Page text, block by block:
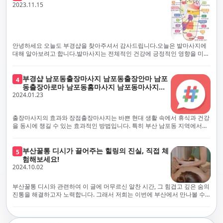
선택하는 것이 중요합니다.부산에서 러시아 홈케어를 전문으로 하는 부경샵
은, 항상 후불제로 운영하면서 청결과 안전을 가장 중요하게 여깁니다. 부산
에서 진정으로 즐거운 부산 러시아 홈케어 경험을 해보시길 바랍니다. 그렇
죠, 부경샵은 선입금을 요구하지 않아요. 부산 러시아 홈케어를 선택하기 전
에, 주의해야 할 사항들을 반드시 확인해 보세요. 선입금 관련 사기에는 항상
조심해야 합니다. 070으로 시작하는 인터넷 전화나 텔레그램 같은 메시지
앱에만 의존하는 업체는 특히 더 조심해 주세요. 이런 경우, 선입금을 하지
부경샵은 부산 출장 후불제 서비스를 모범적으로 운영하고 있으며, 명성을
악용하는 사기 업체로부터 발생할 수 있는 모든 부정행위와 간접적인 피해
를 방지하기 위해 노력하고 있어요. 만약 부경샵 을 사칭하며 선불 결제를 요
구하는 마사지 서비스를 발견하신다면, 그런 곳은 피하시고 저희에게 알려
주세요.부경샵에서는 모든 서비스가 관리사가 도착한 후에 결제하는 걸 기
본으로 해요. 부경샵은 부산에서 부산 러시아 홈케어를 전문으로 하며,
100% 후불제를 거래의 기본으로 삼고 있어요. 왜 부경샵이 특별한지 궁금하
시죠? 여기서만 느낄 수 있는 특별한 경험을 소개합니다! 부경샵과 함께라면
험을 제공해요. 준비하신 모든 것에 놀랄 준비를 하세요. 부경샵은 오랜 시간
동안 지역에서 최고의 출장업체가 되겠다는 하나의 신념으로 노력해 왔어
요.부경샵의 전통적인 서비스로, 단 한 순간도 낭비하지 않고 쌓인 피로를 풀
어드릴 거예요. 비가 오든 눈이 오든, 어디에 계시든 부경샵이 찾아가 도와드
릴게요. 부경샵의 서비스는 부산의 모든 곳, 집이든 모텔이든 호텔이든 오피
스텔이든 아파트든, 여러분을 위해 준비되어 있어요.부경샵 지역에서 가장
멀리까지 다니며, 편리함을 최우선으로 생각해요. 빠르고 효율적인 운영 시
게 조절되어, 진정한 에너지 회복을 경험하실 수 있어요.부경샵은 부산에서
전문적으로 훈련된 관리사를 다수 보유하고 있음을 자랑스럽게 여깁니다.
현대 사회의 불확실성 속에서, 부경샵은 안전을 최우선으로 여기며, 이를 위
해 100% 후불제 시행은 물론, 코로나19 상황에서도 관리사들의 건강 진단
업체에 대해서는 경계하는 것이 중요합니다. 부경샵의 접근 방식과 정책은
인천에서의 안전하고 신뢰할 수 있는 고품질 마사지 경험을 집앞에서 제공
하기 위해 고안되었습니다. 부경샵은 부산 일본인 홈케어 서비스를 전문으
로 하며, 항상 고객님의 편의와 안전을 최우선으로 고려하여 후불제 시스템
거운 마사지 경험을 보장합니다. 부경샵의 서비스는 선입금 없이 이용 가능
한 부산 일본인 홈케어로, 선입금 요구 없이 서비스를 제공함으로써 고객님
의 신뢰를 최우선으로 합니다. 이용 전 주의사항을 꼼꼼히 확인하시고, 선입
금 사기로부터 자신을 보호하는 것이 중요합니다. 부산 일본인 홈케어 서비
스를 찾으실 때는 070으로 시작하는 인터넷 전화번호나 텔레그램과 같은 메
시징 플랫폼만을 이용하는 업체에 주의해야 합니다. 이러한 서비스는 선지
급 없이 이용할 수 있어야 하며, 부경샵은 이러한 걱정 없이 안전하고 신뢰할
수 있는 서비스를 제공합니다. 부경샵은 부산 일본인 홈케어 후불제의 모범
적인 피해가 발생하지 않도록 지속적으로 노력하고 있습니다. 부경샵을 사
칭하여 선불 결제를 요구하는 마사지 서비스에 대해서는 각별한 주의가 필
요합니다. '부경샵'은 관리사의 도착 이후에 결제가 이루어지는 후불제를
기본 원칙으로 하는 부산 일본인 홈케어 전문 업체입니다. 이 운영 방식은 고
객님의 신뢰를 최우선으로 여기며, 모든 코스에서 100% 후불제를 시행하고
있습니다. 왜 부경샵이 부산에서 특별한지, 그 이유를 알려드리겠습니다.
여기서는 단순한 부산 일본인 홈케어 서비스를 넘어서, 비교 불가한 경험을
러분을 기다리고 있으니, 준비되셨나요? 부경샵은 오랜 시간 동안 지역 최
2023.11.15
안녕하세요 오늘도 부경샵을 찾아주셔서 감사드립니다.오늘은 발마사지에
대해 알아보려고 합니다.발마사지는 전체적인 건강에 긍정적인 영향을 미칠
명하겠습니다.근육 이완과 피로 완화: 발마사지는 발 아치, 발가락, 발등 등
에 위치한 다양한 근육을 이완시키는 효과가 있습니다. 일상적인 활동이나
장시간의 서있는 자세로 인해 긴장된 발 근육을 느슨하게 만들어주어 편안
함을 제공합니다. 이는 근육의 유연성을 향상시키고 근육의 혈액순환을 촉
진하는 데 도움이 됩니다.혈액순환 개선: 발마사지는 혈액순환을 촉진하는
데 기여합니다. 마사지로 근육과 혈관이 이완되면 혈액이 더 원활하게 흐르
게 되어 세포와 조직에 산소와 영양소가 빠르게 공급됩니다. 이는 세포의 기
장된 근육과 신경을 완화시켜 스트레스를 감소시킵니다. 발에는 다양한 신
경과 결절이 모여있어, 발마사지를 통해 이를 자극함으로써 정신적인 편안
함을 제공하는데 도움이 됩니다. 이는 스트레스 호르몬의 감소와 함께 심신
의 안정을 촉진합니다.면역 시스템 강화: 정기적인 발마사지는 면역 시스템
의 활동을 촉진하여 감염 및 질병에 대한 저항력을 향상시킬 수 있습니다. 마
사지는 림프순환을 촉진하고 세포 배출물을 제거함으로써 면역 시스템을 지
원합니다.숙면 유도: 발마사지는 긴장된 근육과 신경을 완화시켜 수면에 도
특정 포인트를 자극함으로써 소화 기능을 개선하는데 도움이 될 수 있습니
4 부경샵 남포동출장마사지 남포동출장안마 남포
동출장아로마 남포동홈마사지 남포동마사지출
장
2024.01.23
출장마사지의 효과와 장점출장마사지는 바쁜 현대 생활 속에서 휴식과 건강
을 동시에 챙길 수 있는 효과적인 방법입니다. 특히 부산 남포동 지역에서
와 신체적, 정신적 피로를 효과적으로 완화합니다. 전문 마사지사의 숙련된
손길은 긴장된 근육을 이완시키고, 스트레스 호르몬 수치를 감소시켜 마음
의 안정을 가져다 줍니다. 이는 일상의 업무 효율성을 높이고, 전반적인 삶의
질을 향상시키는 데 기여합니다.근육 이완과 유연성 향상:꾸준한 출장마사
지는 근육의 긴장과 경직을 해소하고 유연성을 향상시킵니다. 이는 운동 성
능을 개선하고, 근골격계 문제 및 부상 예방에 도움이 됩니다. 또한, 규칙적
인 마사지는 자세 개선에도 긍정적인 영향을 미칩니다.혈액 순환 촉진과 신
촉진합니다. 이는 신진대사를 활성화하고, 독소 배출을 돕습니다. 결과적으
5 부산꿀통 디시가 끌어주는 힐링의 진실, 직접 체
험해보세요!
2024.10.02
부산꿀통 디시와 관련하여 이 글에 머무르신 알찬 시간, 그 힘겹고 깊은 숨의
진통을 해결하고자 노력합니다. 그래서 저희는 이번에 부산에서 만나볼 수
그 해결책을 찾는 것이 어려운 상황을 맞이하는 경우가 많습니다. 부산꿀통